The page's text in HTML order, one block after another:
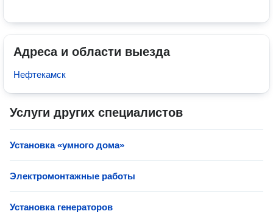
Адреса и области выезда
Нефтекамск
Услуги других специалистов
Установка «умного дома»
Электромонтажные работы
Установка генераторов